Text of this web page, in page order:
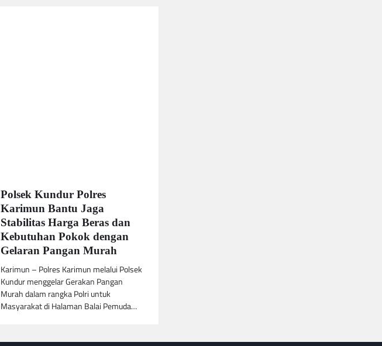
Polsek Kundur Polres
Karimun Bantu Jaga
Stabilitas Harga Beras dan
Kebutuhan Pokok dengan
Gelaran Pangan Murah
Karimun – Polres Karimun melalui Polsek
Kundur menggelar Gerakan Pangan
Murah dalam rangka Polri untuk
Masyarakat di Halaman Balai Pemuda…